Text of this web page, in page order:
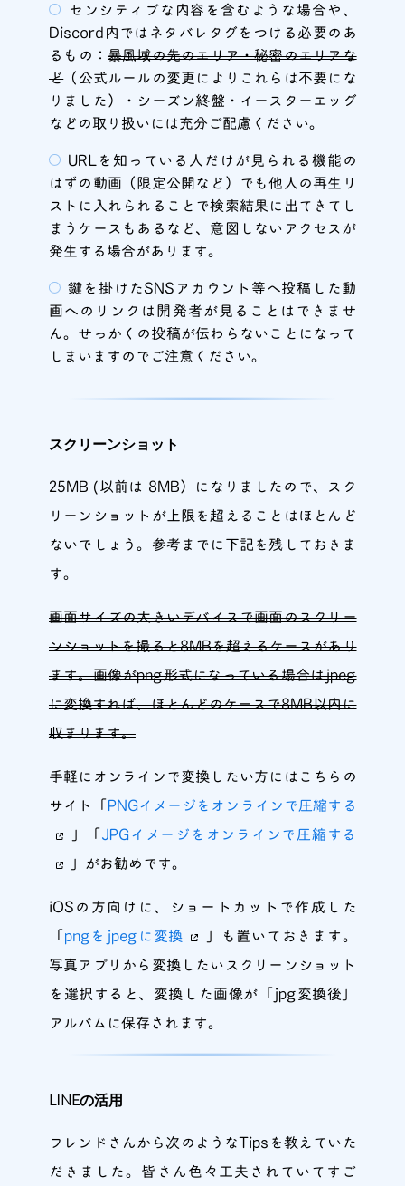
センシティブな内容を含むような場合や、
Discord内ではネタバレタグをつける必要のあ
るもの： 暴風域の先のエリア・秘密のエリアな
ど（公式ルールの変更によりこれらは不要にな
りました）・シーズン終盤・イースターエッグ
などの取り扱いには充分ご配慮ください。
URLを知っている人だけが見られる機能の
はずの動画（限定公開など）でも他人の再生リ
ストに入れられることで検索結果に出てきてし
まうケースもあるなど、意図しないアクセスが
発生する場合があります。
鍵を掛けたSNSアカウント等へ投稿した動
画へのリンクは開発者が見ることはできませ
ん。せっかくの投稿が伝わらないことになって
しまいますのでご注意ください。
スクリーンショット
25MB (以前は 8MB）になりましたので、スク
リーンショットが上限を超えることはほとんど
ないでしょう。参考までに下記を残しておきま
す。
画面サイズの大きいデバイスで画面のスクリー
ンショットを撮ると8MBを超えるケースがあり
ます。画像がpng形式になっている場合はjpeg
に変換すれば、ほとんどのケースで8MB以内に
収まります。
手軽にオンラインで変換したい方にはこちらの
サイト「PNGイメージをオンラインで圧縮する
」「JPGイメージをオンラインで圧縮する
」がお勧めです。
iOSの方向けに、ショートカットで作成した
「pngをjpegに変換 」も置いておきます。
写真アプリから変換したいスクリーンショット
を選択すると、変換した画像が「jpg変換後」
アルバムに保存されます。
LINEの活用
フレンドさんから次のようなTipsを教えていた
だきました。皆さん色々工夫されていてすご